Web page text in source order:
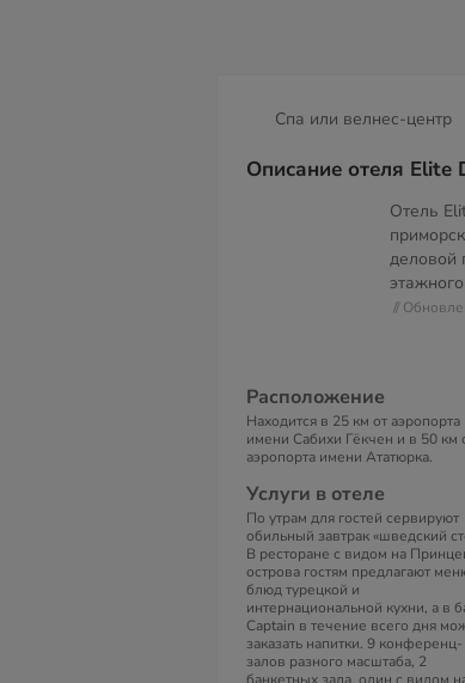
Спа или велнес-центр
Описание отеля Elite
Отель
деловой
//
Расположение
Находится в 25 км от аэропорта
имени Сабихи Гёкчен и в 50 км
аэропорта имени Ататюрка.
Услуги в отеле
По утрам для гостей сервируют
обильный завтрак «шведский
В ресторане с видом на
острова гостям предлагают
блюд турецкой и
интернациональной кухни, а в
Captain в течение всего дня
заказать напитки. 9 конференц-
залов разного масштаба, 2